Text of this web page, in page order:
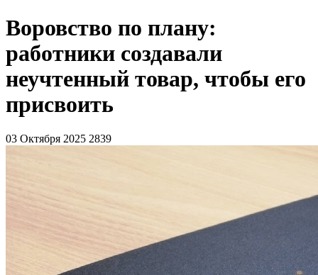
Воровство по плану:
работники создавали
неучтенный товар, чтобы его
присвоить
03 Октября 2025 2839